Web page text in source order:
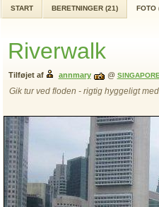
START BERETNINGER (21) FOTO
Riverwalk
Tilføjet af annmary @
Gik tur ved floden - rigtig hyggeligt